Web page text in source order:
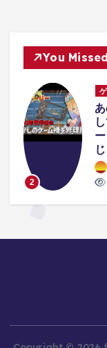
You Missed
ゲーム
あの頃の懐か
して修理する
ーリー: 思い
じさんじ 】
phi72110
9 views